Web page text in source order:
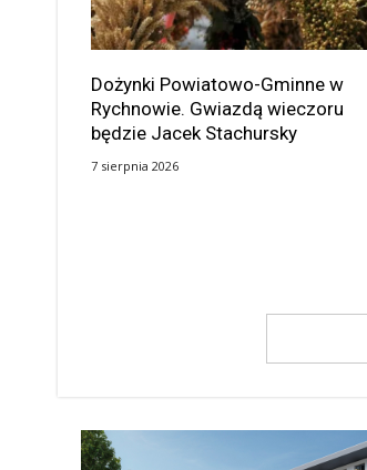
Dożynki Powiatowo-Gminne w
Rychnowie. Gwiazdą wieczoru
będzie Jacek Stachursky
7 sierpnia 2026